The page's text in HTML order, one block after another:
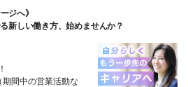
ジへ》
新しい働き方、始めませんか？
間中の営業活動な